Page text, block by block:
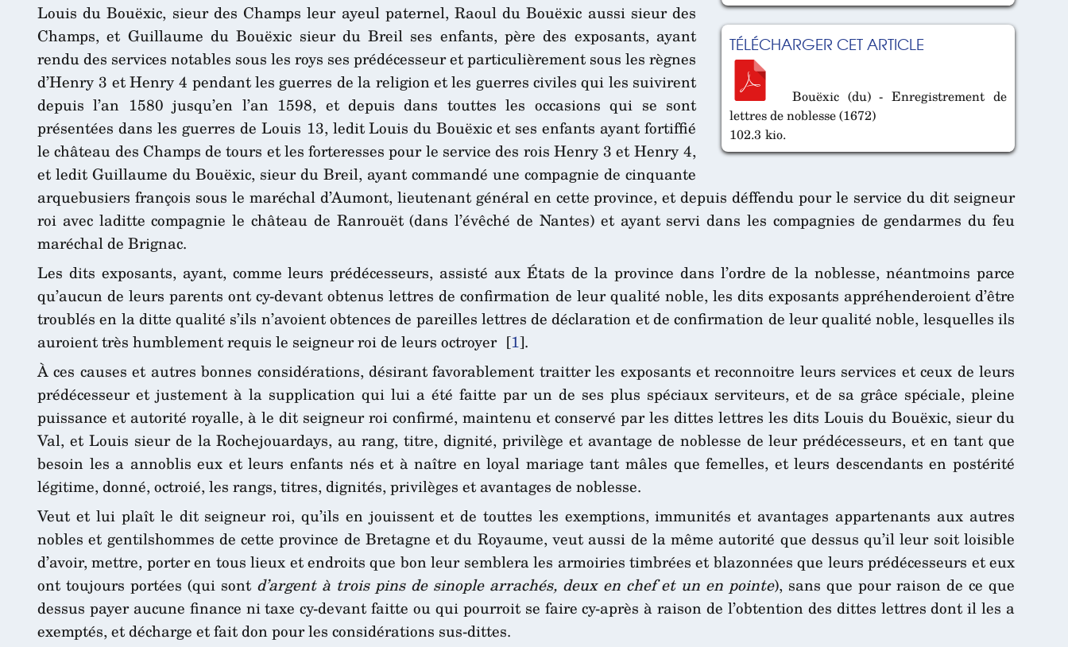
TÉLÉCHARGER CET ARTICLE
Bouëxic (du) - Enregistrement de
lettres de noblesse (1672)
102.3 kio.
Louis du Bouëxic, sieur des Champs leur ayeul paternel, Raoul du Bouëxic aussi sieur des
Champs, et Guillaume du Bouëxic sieur du Breil ses enfants, père des exposants, ayant
rendu des services notables sous les roys ses prédécesseur et particulièrement sous les règnes
d’Henry 3 et Henry 4 pendant les guerres de la religion et les guerres civiles qui les suivirent
depuis l’an 1580 jusqu’en l’an 1598, et depuis dans touttes les occasions qui se sont
présentées dans les guerres de Louis 13, ledit Louis du Bouëxic et ses enfants ayant fortiffié
le château des Champs de tours et les forteresses pour le service des rois Henry 3 et Henry 4,
et ledit Guillaume du Bouëxic, sieur du Breil, ayant commandé une compagnie de cinquante
arquebusiers françois sous le maréchal d’Aumont, lieutenant général en cette province, et depuis déffendu pour le service du dit seigneur
roi avec laditte compagnie le château de Ranrouët (dans l’évêché de Nantes) et ayant servi dans les compagnies de gendarmes du feu
maréchal de Brignac.
Les dits exposants, ayant, comme leurs prédécesseurs, assisté aux États de la province dans l’ordre de la noblesse, néantmoins parce
qu’aucun de leurs parents ont cy-devant obtenus lettres de confirmation de leur qualité noble, les dits exposants appréhenderoient d’être
troublés en la ditte qualité s’ils n’avoient obtences de pareilles lettres de déclaration et de confirmation de leur qualité noble, lesquelles ils
auroient très humblement requis le seigneur roi de leurs octroyer [1].
À ces causes et autres bonnes considérations, désirant favorablement traitter les exposants et reconnoitre leurs services et ceux de leurs
prédécesseur et justement à la supplication qui lui a été faitte par un de ses plus spéciaux serviteurs, et de sa grâce spéciale, pleine
puissance et autorité royalle, à le dit seigneur roi confirmé, maintenu et conservé par les dittes lettres les dits Louis du Bouëxic, sieur du
Val, et Louis sieur de la Rochejouardays, au rang, titre, dignité, privilège et avantage de noblesse de leur prédécesseurs, et en tant que
besoin les a annoblis eux et leurs enfants nés et à naître en loyal mariage tant mâles que femelles, et leurs descendants en postérité
légitime, donné, octroié, les rangs, titres, dignités, privilèges et avantages de noblesse.
Veut et lui plaît le dit seigneur roi, qu’ils en jouissent et de touttes les exemptions, immunités et avantages appartenants aux autres
nobles et gentilshommes de cette province de Bretagne et du Royaume, veut aussi de la même autorité que dessus qu’il leur soit loisible
d’avoir, mettre, porter en tous lieux et endroits que bon leur semblera les armoiries timbrées et blazonnées que leurs prédécesseurs et eux
ont toujours portées (qui sont d’argent à trois pins de sinople arrachés, deux en chef et un en pointe), sans que pour raison de ce que
dessus payer aucune finance ni taxe cy-devant faitte ou qui pourroit se faire cy-après à raison de l’obtention des dittes lettres dont il les a
exemptés, et décharge et fait don pour les considérations sus-dittes.